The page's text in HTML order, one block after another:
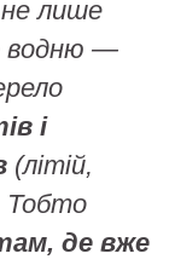
лише
водню —
і
(літій,
Тобто
де вже